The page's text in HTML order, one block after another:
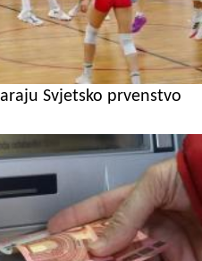
Svjetsko prvenstvo